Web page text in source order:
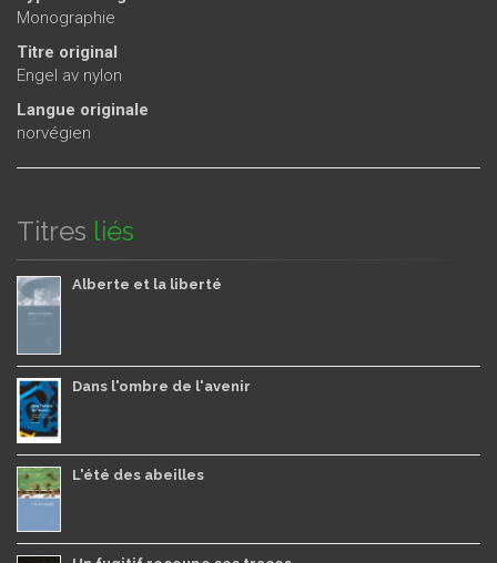
Monographie
Titre original
Engel av nylon
Langue originale
norvégien
Titres liés
Alberte et la liberté
Dans l'ombre de l'avenir
L'été des abeilles